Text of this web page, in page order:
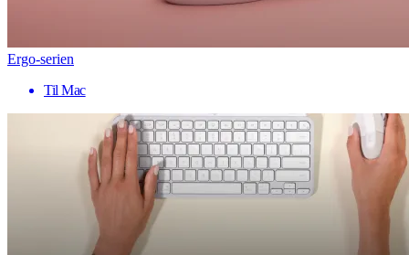
Ergo-serien
Til Mac